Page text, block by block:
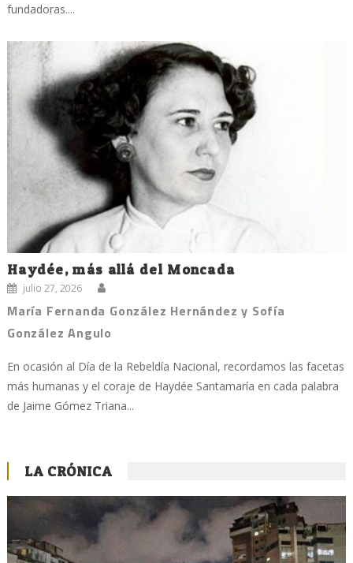
fundadoras....
Haydée, más allá del Moncada
julio 27, 2026
María Fernanda González Hernández y Sofía
González Angulo
En ocasión al Día de la Rebeldía Nacional, recordamos las facetas
más humanas y el coraje de Haydée Santamaría en cada palabra
de Jaime Gómez Triana...
LA CRÓNICA